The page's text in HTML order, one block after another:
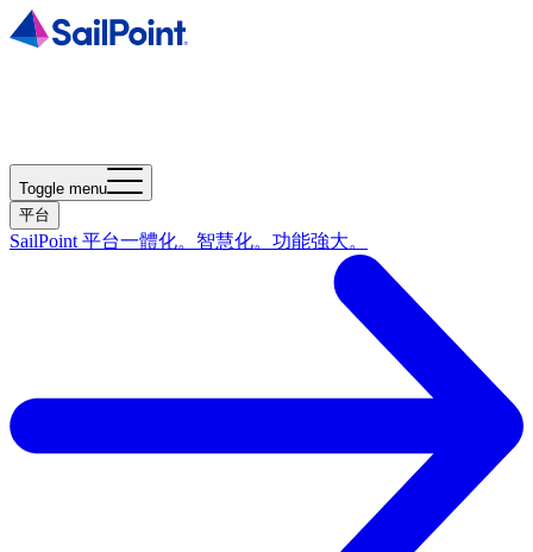
Toggle menu
平台
SailPoint 平台一體化。智慧化。功能強大。